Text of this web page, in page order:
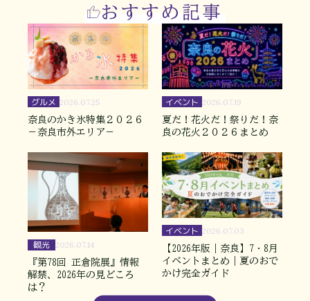
おすすめ記事
グルメ 2026.07.25
奈良のかき氷特集２０２６
－奈良市外エリア－
イベント 2026.07.19
夏だ！花火だ！祭りだ！奈
良の花火２０２６まとめ
観光 2026.07.14
『第78回 正倉院展』情報
解禁、2026年の見どころ
は？
イベント 2026.07.03
【2026年版｜奈良】7・8月
イベントまとめ｜夏のおで
かけ完全ガイド